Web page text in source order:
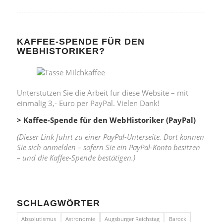
KAFFEE-SPENDE FÜR DEN
WEBHISTORIKER?
Unterstützen Sie die Arbeit für diese Website – mit
einmalig 3,- Euro per PayPal. Vielen Dank!
> Kaffee-Spende für den WebHistoriker (PayPal)
(Dieser Link führt zu einer PayPal-Unterseite. Dort können
Sie sich anmelden – sofern Sie ein PayPal-Konto besitzen
– und die Kaffee-Spende bestätigen.)
SCHLAGWÖRTER
Absolutismus Astronomie Augsburger Reichstag Barock